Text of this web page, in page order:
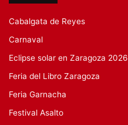
Cabalgata de Reyes
Carnaval
Eclipse solar en Zaragoza 2026
Feria del Libro Zaragoza
Feria Garnacha
Festival Asalto